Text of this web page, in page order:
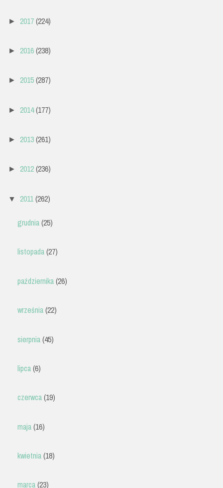
► 2017(224)
► 2016(238)
► 2015(287)
► 2014(177)
► 2013(261)
► 2012(236)
▼ 2011(262)
grudnia(25)
listopada(27)
października(26)
września(22)
sierpnia(45)
lipca(6)
czerwca(19)
maja(16)
kwietnia(18)
marca(23)